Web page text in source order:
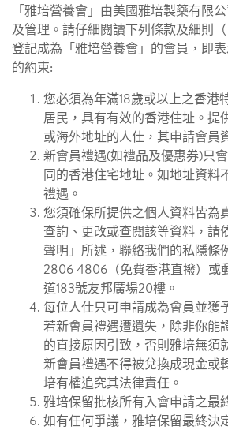
「雅培營養會」由美國雅培製藥有限
及管理。請仔細閱讀下列條款及細則
登記成為「雅培營養會」的會員，即
的約束:
您必須為年滿18歲或以上之香港
居民，具有有效的香港住址。提
或海外地址的人仕，其申請會員
新會員禮遇(如禮品及優惠券)只
同的香港住宅地址。如地址資料
禮遇。
您須確保所提供之個人資料皆為
查詢、更改或查閱該等資料，請
聲明」所述，聯絡我們的私隱條
2806 4806（免費香港直撥）或
道183號友邦廣場20樓。
每位人仕只可申請成為會員並獲
若新會員禮遇遭遺失，除非你能
的直接原因引致，否則雅培無須
新會員禮遇不得被兌換成現金或
培有權追究其法律責任。
雅培保留批核所有入會申請之最
如有任何爭議，雅培保留最終決